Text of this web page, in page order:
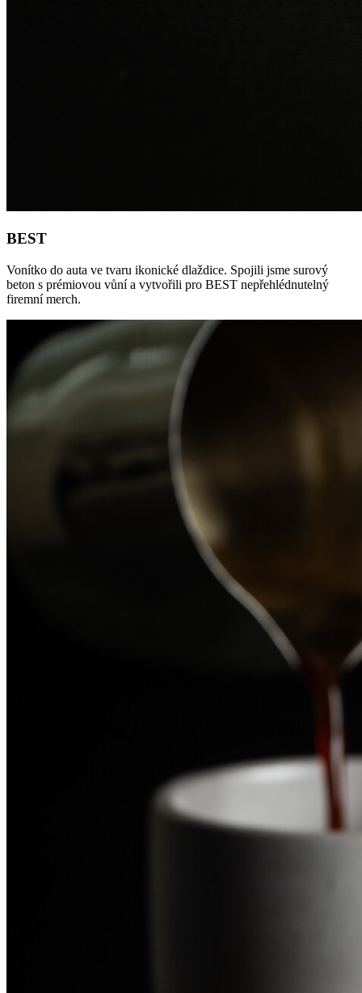
BEST
Vonítko do auta ve tvaru ikonické dlaždice. Spojili jsme surový
beton s prémiovou vůní a vytvořili pro BEST nepřehlédnutelný
firemní merch.